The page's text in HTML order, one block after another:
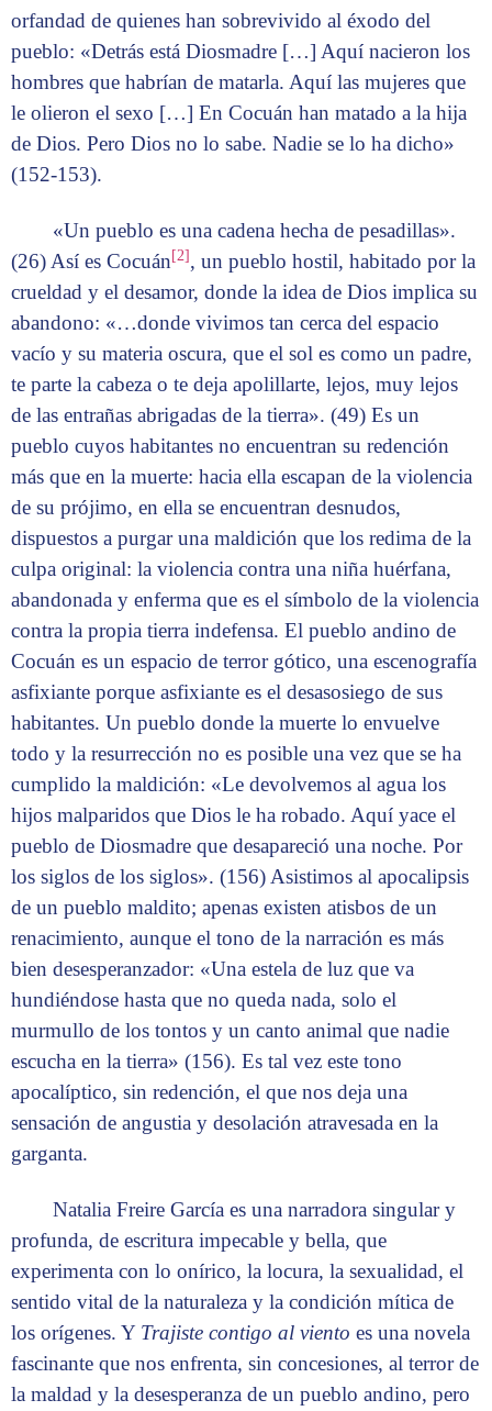
orfandad de quienes han sobrevivido al éxodo del
pueblo: «Detrás está Diosmadre […] Aquí nacieron los
hombres que habrían de matarla. Aquí las mujeres que
le olieron el sexo […] En Cocuán han matado a la hija
de Dios. Pero Dios no lo sabe. Nadie se lo ha dicho»
(152-153).
«Un pueblo es una cadena hecha de pesadillas».
(26) Así es Cocuán[2], un pueblo hostil, habitado por la
crueldad y el desamor, donde la idea de Dios implica su
abandono: «…donde vivimos tan cerca del espacio
vacío y su materia oscura, que el sol es como un padre,
te parte la cabeza o te deja apolillarte, lejos, muy lejos
de las entrañas abrigadas de la tierra». (49) Es un
pueblo cuyos habitantes no encuentran su redención
más que en la muerte: hacia ella escapan de la violencia
de su prójimo, en ella se encuentran desnudos,
dispuestos a purgar una maldición que los redima de la
culpa original: la violencia contra una niña huérfana,
abandonada y enferma que es el símbolo de la violencia
contra la propia tierra indefensa. El pueblo andino de
Cocuán es un espacio de terror gótico, una escenografía
asfixiante porque asfixiante es el desasosiego de sus
habitantes. Un pueblo donde la muerte lo envuelve
todo y la resurrección no es posible una vez que se ha
cumplido la maldición: «Le devolvemos al agua los
hijos malparidos que Dios le ha robado. Aquí yace el
pueblo de Diosmadre que desapareció una noche. Por
los siglos de los siglos». (156) Asistimos al apocalipsis
de un pueblo maldito; apenas existen atisbos de un
renacimiento, aunque el tono de la narración es más
bien desesperanzador: «Una estela de luz que va
hundiéndose hasta que no queda nada, solo el
murmullo de los tontos y un canto animal que nadie
escucha en la tierra» (156). Es tal vez este tono
apocalíptico, sin redención, el que nos deja una
sensación de angustia y desolación atravesada en la
garganta.
Natalia Freire García es una narradora singular y
profunda, de escritura impecable y bella, que
experimenta con lo onírico, la locura, la sexualidad, el
sentido vital de la naturaleza y la condición mítica de
los orígenes. Y Trajiste contigo al viento es una novela
fascinante que nos enfrenta, sin concesiones, al terror de
la maldad y la desesperanza de un pueblo andino, pero